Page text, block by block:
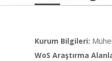
Kurum Bilgileri:
WoS Araştırma